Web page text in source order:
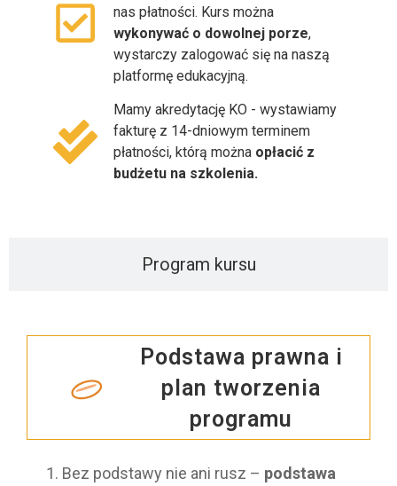
Program kursu
nas płatności. Kurs można
wykonywać o dowolnej porze,
wystarczy zalogować się na naszą
platformę edukacyjną.
Mamy akredytację KO - wystawiamy
fakturę z 14-dniowym terminem
płatności, którą możnaopłacić z
budżetu na szkolenia.
Podstawa prawna i
plan tworzenia
programu
Bez podstawy nie ani rusz – podstawa